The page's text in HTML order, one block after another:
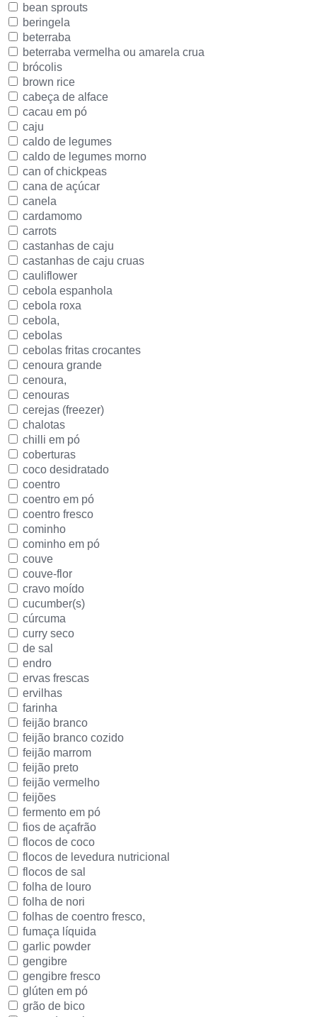
bean sprouts
beringela
beterraba
beterraba vermelha ou amarela crua
brócolis
brown rice
cabeça de alface
cacau em pó
caju
caldo de legumes
caldo de legumes morno
can of chickpeas
cana de açúcar
canela
cardamomo
carrots
castanhas de caju
castanhas de caju cruas
cauliflower
cebola espanhola
cebola roxa
cebola,
cebolas
cebolas fritas crocantes
cenoura grande
cenoura,
cenouras
cerejas (freezer)
chalotas
chilli em pó
coberturas
coco desidratado
coentro
coentro em pó
coentro fresco
cominho
cominho em pó
couve
couve-flor
cravo moído
cucumber(s)
cúrcuma
curry seco
de sal
endro
ervas frescas
ervilhas
farinha
feijão branco
feijão branco cozido
feijão marrom
feijão preto
feijão vermelho
feijões
fermento em pó
fios de açafrão
flocos de coco
flocos de levedura nutricional
flocos de sal
folha de louro
folha de nori
folhas de coentro fresco,
fumaça líquida
garlic powder
gengibre
gengibre fresco
glúten em pó
grão de bico